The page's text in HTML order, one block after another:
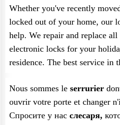
Whether you've recently
locked out of your home, our
help. We repair and replace
electronic locks for your
residence. The best service in
Nous sommes le serrurier
ouvrir votre porte et changer
Спросите у нас слесаря,